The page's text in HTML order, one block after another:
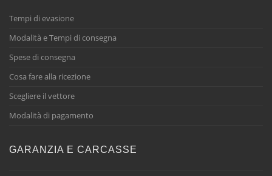
Tempi di evasione
Modalità e Tempi di consegna
Spese di consegna
Cosa fare alla ricezione
Scegliere il vettore
Modalità di pagamento
GARANZIA E CARCASSE